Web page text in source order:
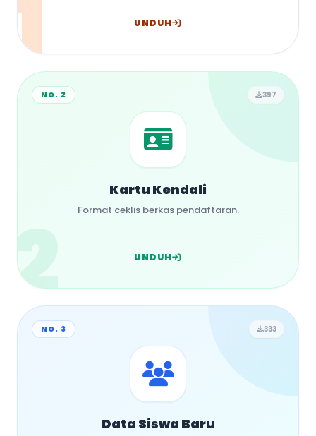
1 UNDUH
2
NO. 2 397
Kartu Kendali
Format ceklis berkas pendaftaran.
UNDUH
NO. 3 333
Data Siswa Baru